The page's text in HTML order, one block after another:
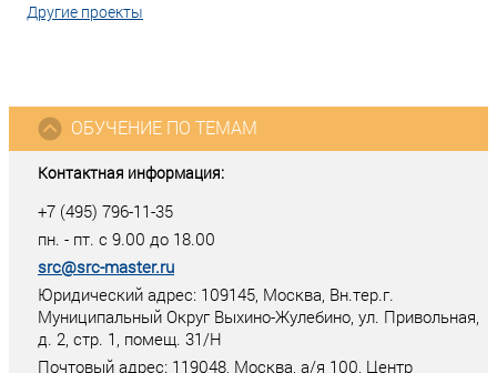
Другие проекты
Контактная информация:
+7 (495) 796-11-35
пн. - пт. с 9.00 до 18.00
src@src-master.ru
Юридический адрес: 109145, Москва, Вн.тер.г.
Муниципальный Округ Выхино-Жулебино, ул. Привольная,
д. 2, стр. 1, помещ. 31/Н
Почтовый адрес: 119048, Москва, а/я 100, Центр
ОБУЧЕНИЕ ПО ТЕМАМ